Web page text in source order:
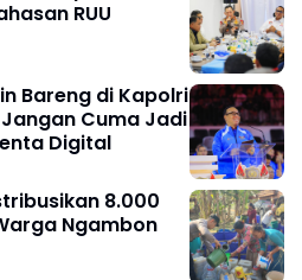
RUU
Bareng di Kapolri
Cuma Jadi
Digital
8.000
Ngambon